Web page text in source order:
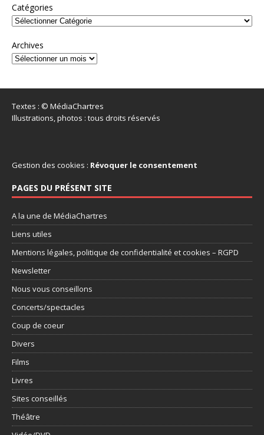
Catégories
Archives
Textes : © MédiaChartres
Illustrations, photos : tous droits réservés
Gestion des cookies : Révoquer le consentement
PAGES DU PRÉSENT SITE
A la une de MédiaChartres
Liens utiles
Mentions légales, politique de confidentialité et cookies – RGPD
Newsletter
Nous vous conseillons
Concerts/spectacles
Coup de coeur
Divers
Films
Livres
Sites conseillés
Théâtre